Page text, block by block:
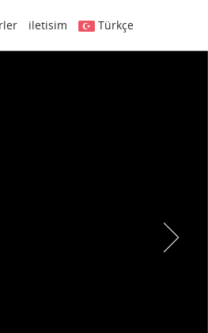
iletisim Türkçe